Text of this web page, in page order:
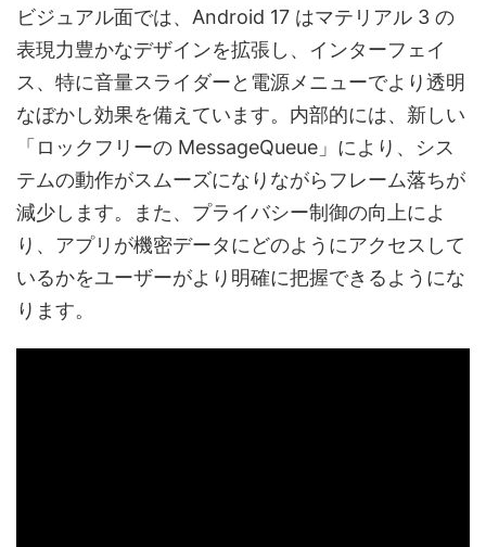
ビジュアル面では、Android 17 はマテリアル 3 の
表現力豊かなデザインを拡張し、インターフェイ
ス、特に音量スライダーと電源メニューでより透明
なぼかし効果を備えています。内部的には、新しい
「ロックフリーの MessageQueue」により、シス
テムの動作がスムーズになりながらフレーム落ちが
減少します。また、プライバシー制御の向上によ
り、アプリが機密データにどのようにアクセスして
いるかをユーザーがより明確に把握できるようにな
ります。